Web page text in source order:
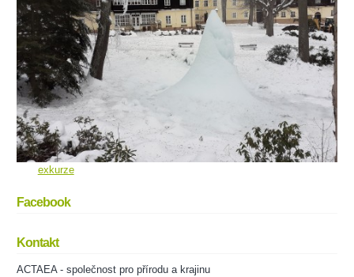
exkurze
Facebook
Kontakt
ACTAEA - společnost pro přírodu a krajinu